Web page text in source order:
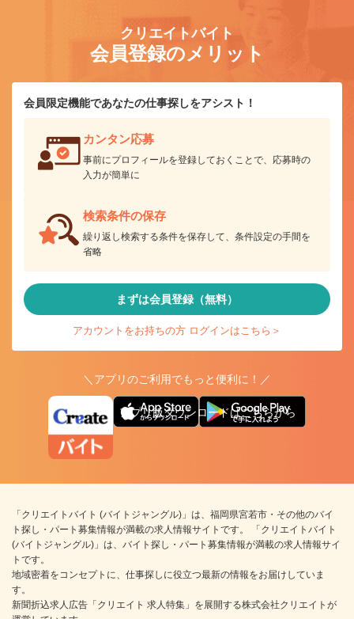
クリエイトバイト
会員登録のメリット
会員限定機能であなたの仕事探しをアシスト！
カンタン応募
事前にプロフィールを登録しておくことで、応募時の
入力が簡単に
検索条件の保存
繰り返し検索する条件を保存して、条件設定の手間を
省略
まずは会員登録（無料）
アカウントをお持ちの方 ログインはこちら＞
＼アプリのご利用でもっと便利に！／
アプリ版ダウンロードはこちらから
「クリエイトバイト (バイトジャングル)」は、福岡県宮若市・その他のバイ
ト探し・パート募集情報が満載の求人情報サイトです。 「クリエイトバイト
(バイトジャングル)」は、バイト探し・パート募集情報が満載の求人情報サイ
トです。
地域密着をコンセプトに、仕事探しに役立つ最新の情報をお届けしていま
す。
新聞折込求人広告「クリエイト 求人特集」を展開する株式会社クリエイトが